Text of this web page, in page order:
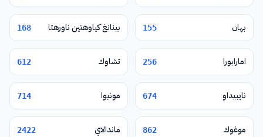
بهان 155 بينانغ كياوهتين ناورهتا 168
امارابورا 256 تشاوك 612
نايبيداو 674 مونيوا 714
موغوك 862 ماندالاي 2422